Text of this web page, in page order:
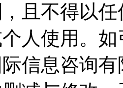
且不得以
人使用。
信息咨询